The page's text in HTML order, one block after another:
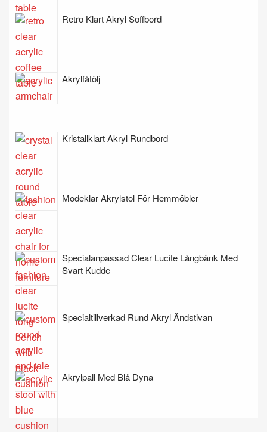
Retro Klart Akryl Soffbord
Akrylfåtölj
Kristallklart Akryl Rundbord
Modeklar Akrylstol För Hemmöbler
Specialanpassad Clear Lucite Långbänk Med
Svart Kudde
Specialtillverkad Rund Akryl Ändstivan
Akrylpall Med Blå Dyna